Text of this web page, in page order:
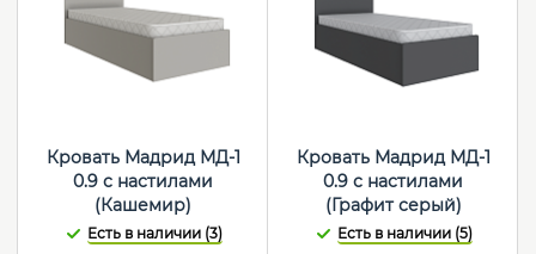
Кровать Мадрид МД-1
0.9 с настилами
(Кашемир)
Есть в наличии (3)
Кровать Мадрид МД-1
0.9 с настилами
(Графит серый)
Есть в наличии (5)